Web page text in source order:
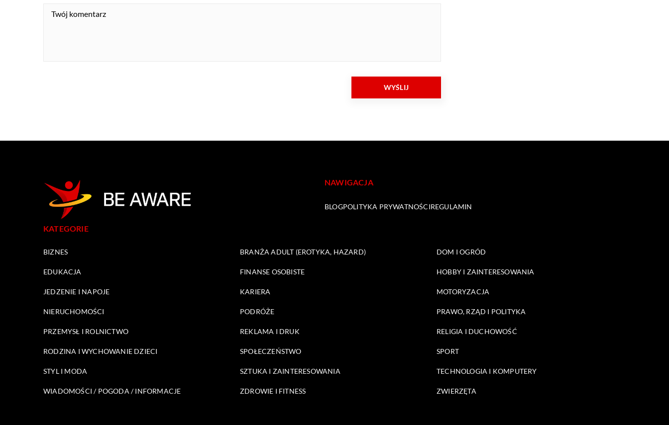
NAWIGACJA
BLOGPOLITYKA PRYWATNOŚCIREGULAMIN
KATEGORIE
BIZNES BRANŻA ADULT (EROTYKA, HAZARD) DOM I OGRÓD
EDUKACJA FINANSE OSOBISTE HOBBY I ZAINTERESOWANIA
JEDZENIE I NAPOJE KARIERA MOTORYZACJA
NIERUCHOMOŚCI PODRÓŻE PRAWO, RZĄD I POLITYKA
PRZEMYSŁ I ROLNICTWO REKLAMA I DRUK RELIGIA I DUCHOWOŚĆ
RODZINA I WYCHOWANIE DZIECI SPOŁECZEŃSTWO SPORT
STYL I MODA SZTUKA I ZAINTERESOWANIA TECHNOLOGIA I KOMPUTERY
WIADOMOŚCI / POGODA / INFORMACJE ZDROWIE I FITNESS ZWIERZĘTA